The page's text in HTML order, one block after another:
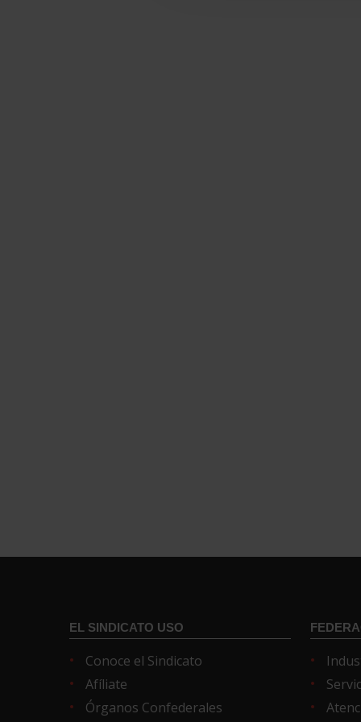
EL SINDICATO USO
Conoce el Sindicato
Afíliate
Órganos Confederales